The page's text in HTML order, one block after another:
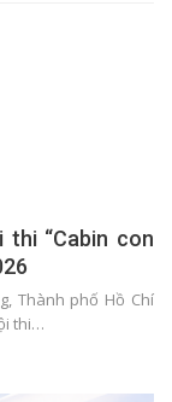
thi “Cabin con
Thành phố Hồ Chí
thi…